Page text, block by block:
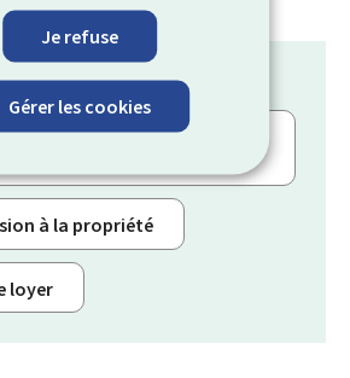
Je refuse
Gérer les cookies
sur les actes notariés
à la propriété
loyer